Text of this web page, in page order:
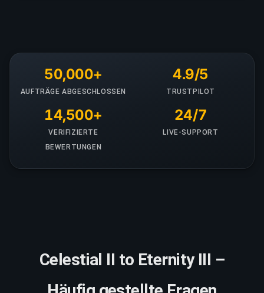
50,000+
AUFTRÄGE ABGESCHLOSSEN
4.9/5
TRUSTPILOT
14,500+
VERIFIZIERTE
BEWERTUNGEN
24/7
LIVE-SUPPORT
Celestial II to Eternity III –